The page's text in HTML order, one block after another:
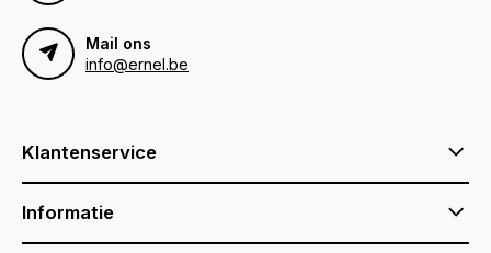
Mail ons
info@ernel.be
Klantenservice
Informatie